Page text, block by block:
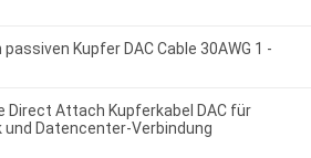
passiven Kupfer DAC Cable 30AWG 1 -
Direct Attach Kupferkabel DAC für
Datencenter-Verbindung